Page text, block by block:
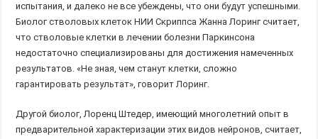
испытания, и далеко не все убеждены, что они будут успешными.
Биолог стволовых клеток НИИ Скриппса Жанна Лоринг считает,
что стволовые клетки в лечении болезни Паркинсона
недостаточно специализированы для достижения намеченных
результатов. «Не зная, чем станут клетки, сложно
гарантировать результат», говорит Лоринг.
Другой биолог, Лоренц Штедер, имеющий многолетний опыт в
предварительной характеризации этих видов нейронов, считает,